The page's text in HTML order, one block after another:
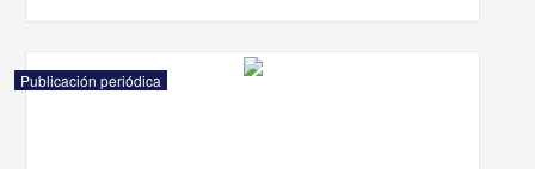
Publicación periódica